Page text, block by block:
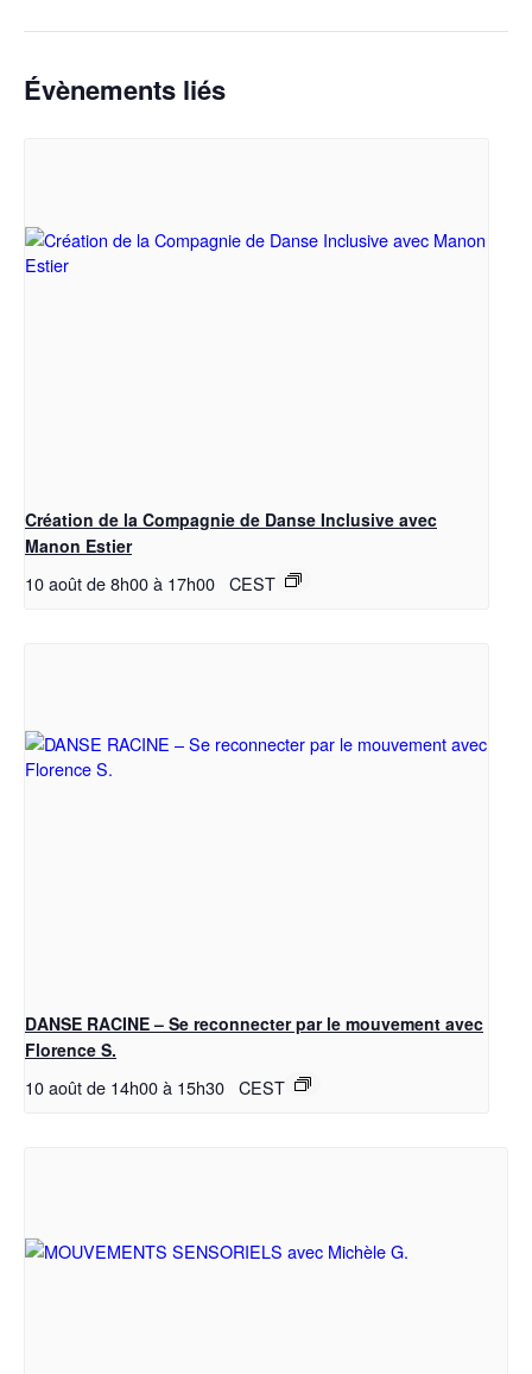
Évènements liés
Création de la Compagnie de Danse Inclusive avec
Manon Estier
10 août de 8h00à 17h00 CEST
DANSE RACINE – Se reconnecter par le mouvement avec
Florence S.
10 août de 14h00à 15h30 CEST